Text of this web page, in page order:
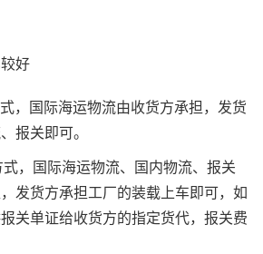
好
，国际海运物流由收货方承担，发货
报关即可。
，国际海运物流、国内物流、报关
发货方承担工厂的装载上车即可，如
关单证给收货方的指定货代，报关费